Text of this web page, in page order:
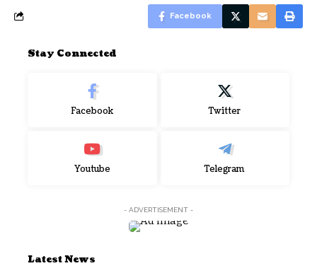
Facebook
Stay Connected
Facebook Twitter
Youtube Telegram
- ADVERTISEMENT -
Latest News